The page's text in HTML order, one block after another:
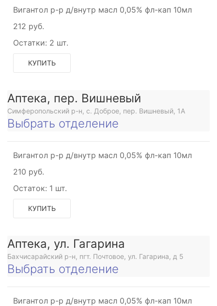
Вигантол р-р д/внутр масл 0,05% фл-кап 10мл
212 руб.
Остатки: 2 шт.
КУПИТЬ
Аптека, пер. Вишневый
Симферопольский р-н, с. Доброе, пер. Вишневый, 1А
Выбрать отделение
Вигантол р-р д/внутр масл 0,05% фл-кап 10мл
210 руб.
Остаток: 1 шт.
КУПИТЬ
Аптека, ул. Гагарина
Бахчисарайский р-н, пгт. Почтовое, ул. Гагарина, д 5
Выбрать отделение
Вигантол р-р д/внутр масл 0,05% фл-кап 10мл